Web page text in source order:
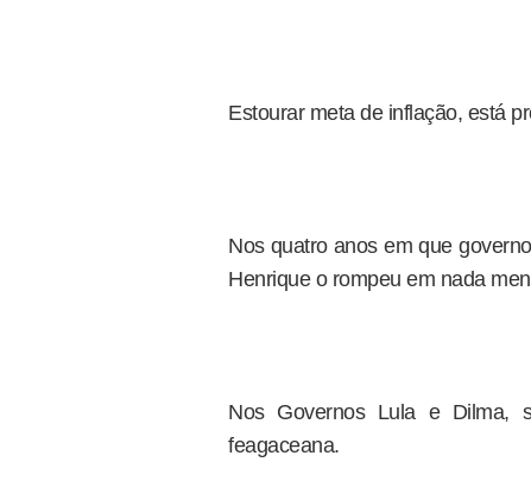
Estourar meta de inflação, está
Nos quatro anos em que
Henrique o rompeu em nada
Nos Governos Lula e Dilma,
feagaceana.